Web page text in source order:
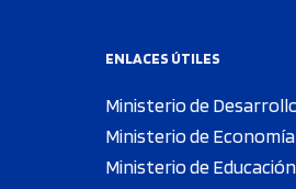
ENLACES ÚTILES
Ministerio de
Ministerio de Economía
Ministerio de Educación,